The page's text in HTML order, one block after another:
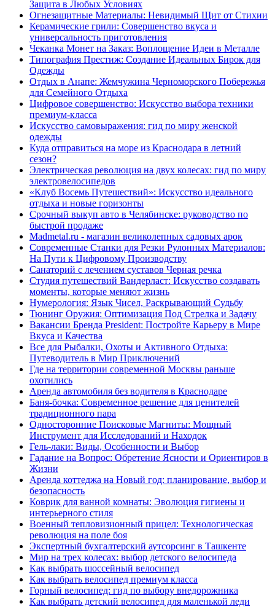
Защита в Любых Условиях
Огнезащитные Материалы: Невидимый Щит от Стихии
Керамические грили: Совершенство вкуса и
универсальность приготовления
Чеканка Монет на Заказ: Воплощение Идеи в Металле
Типография Престиж: Создание Идеальных Бирок для
Одежды
Отдых в Анапе: Жемчужина Черноморского Побережья
для Семейного Отдыха
Цифровое совершенство: Искусство выбора техники
премиум-класса
Искусство самовыражения: гид по миру женской
одежды
Куда отправиться на море из Краснодара в летний
сезон?
Электрическая революция на двух колесах: гид по миру
электровелосипедов
«Клуб Восемь Путешествий»: Искусство идеального
отдыха и новые горизонты
Срочный выкуп авто в Челябинске: руководство по
быстрой продаже
Madmetal.ru - магазин великолепных садовых арок
Современные Станки для Резки Рулонных Материалов:
На Пути к Цифровому Производству
Санаторий с лечением суставов Черная речка
Студия путешествий Вандерласт: Искусство создавать
моменты, которые меняют жизнь
Нумерология: Язык Чисел, Раскрывающий Судьбу
Тюнинг Оружия: Оптимизация Под Стрелка и Задачу
Вакансии Бренда President: Постройте Карьеру в Мире
Вкуса и Качества
Все для Рыбалки, Охоты и Активного Отдыха:
Путеводитель в Мир Приключений
Где на территории современной Москвы раньше
охотились
Аренда автомобиля без водителя в Краснодаре
Баня-бочка: Современное решение для ценителей
традиционного пара
Односторонние Поисковые Магниты: Мощный
Инструмент для Исследований и Находок
Гель-лаки: Виды, Особенности и Выбор
Гадание на Вопрос: Обретение Ясности и Ориентиров в
Жизни
Аренда коттеджа на Новый год: планирование, выбор и
безопасность
Коврик для ванной комнаты: Эволюция гигиены и
интерьерного стиля
Военный тепловизионный прицел: Технологическая
революция на поле боя
Экспертный бухгалтерский аутсорсинг в Ташкенте
Мир на трех колесах: выбор детского велосипеда
Как выбрать шоссейный велосипед
Как выбрать велосипед премиум класса
Горный велосипед: гид по выбору внедорожника
Как выбрать детский велосипед для маленькой леди